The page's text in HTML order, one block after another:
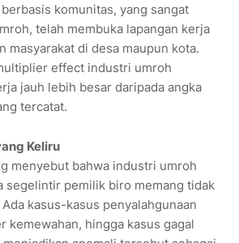
komunitas, yang sangat
telah membuka lapangan kerja
masyarakat di desa maupun kota.
effect industri umroh
jauh lebih besar daripada angka
tercatat.
Keliru
menyebut bahwa industri umroh
segelintir pemilik biro memang tidak
kasus-kasus penyalahgunaan
kemewahan, hingga kasus gagal